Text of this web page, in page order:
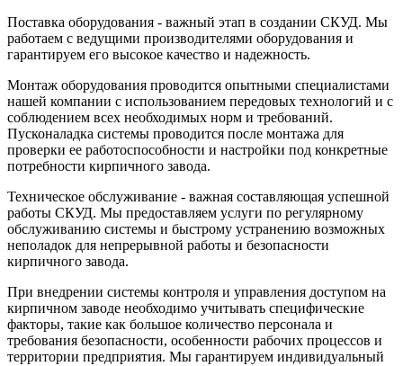
Поставка оборудования - важный этап в создании СКУД. Мы
работаем с ведущими производителями оборудования и
гарантируем его высокое качество и надежность.
Монтаж оборудования проводится опытными специалистами
нашей компании с использованием передовых технологий и с
соблюдением всех необходимых норм и требований.
Пусконаладка системы проводится после монтажа для
проверки ее работоспособности и настройки под конкретные
потребности кирпичного завода.
Техническое обслуживание - важная составляющая успешной
работы СКУД. Мы предоставляем услуги по регулярному
обслуживанию системы и быстрому устранению возможных
неполадок для непрерывной работы и безопасности
кирпичного завода.
При внедрении системы контроля и управления доступом на
кирпичном заводе необходимо учитывать специфические
факторы, такие как большое количество персонала и
требования безопасности, особенности рабочих процессов и
территории предприятия. Мы гарантируем индивидуальный